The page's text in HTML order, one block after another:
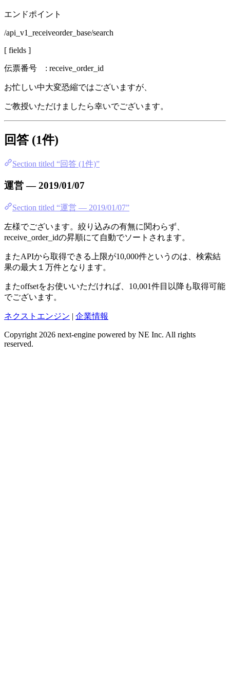
エンドポイント
/api_v1_receiveorder_base/search
[ fields ]
伝票番号 : receive_order_id
お忙しい中大変恐縮ではございますが、
ご教授いただけましたら幸いでございます。
回答 (1件)
Section titled “回答 (1件)”
運営 — 2019/01/07
Section titled “運営 — 2019/01/07”
左様でございます。絞り込みの有無に関わらず、
receive_order_idの昇順にて自動でソートされます。
またAPIから取得できる上限が10,000件というのは、検索結
果の最大１万件となります。
またoffsetをお使いいただければ、10,001件目以降も取得可能
でございます。
ネクストエンジン | 企業情報
Copyright 2026 next-engine powered by NE Inc. All rights
reserved.